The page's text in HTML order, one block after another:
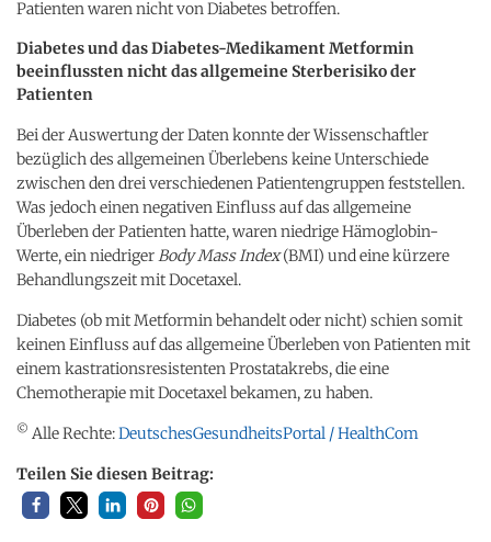
Patienten waren nicht von Diabetes betroffen.
Diabetes und das Diabetes-Medikament Metformin
beeinflussten nicht das allgemeine Sterberisiko der
Patienten
Bei der Auswertung der Daten konnte der Wissenschaftler
bezüglich des allgemeinen Überlebens keine Unterschiede
zwischen den drei verschiedenen Patientengruppen feststellen.
Was jedoch einen negativen Einfluss auf das allgemeine
Überleben der Patienten hatte, waren niedrige Hämoglobin-
Werte, ein niedrigerBody Mass Index(BMI) und eine kürzere
Behandlungszeit mit Docetaxel.
Diabetes (ob mit Metformin behandelt oder nicht) schien somit
keinen Einfluss auf das allgemeine Überleben von Patienten mit
einem kastrationsresistenten Prostatakrebs, die eine
Chemotherapie mit Docetaxel bekamen, zu haben.
© Alle Rechte:DeutschesGesundheitsPortal / HealthCom
Teilen Sie diesen Beitrag: